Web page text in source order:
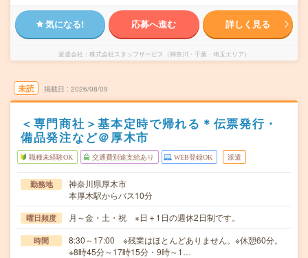
気になる! 応募へ進む 詳しく見る
派遣会社 株式会社スタッフサービス（神奈川・千葉・埼玉エリア）
未読 掲載日 2026/08/09
＜専門商社＞基本定時で帰れる＊伝票発行・
備品発注など＠厚木市
職種未経験OK 交通費別途支給あり WEB登録OK 派遣
勤務地
神奈川県厚木市
本厚木駅からバス10分
曜日頻度 月～金・土・祝 ※日＋1日の週休2日制です。
時間
8:30～17:00 ※残業はほとんどありません。※休憩60分。
※8時45分～17時15分・9時～1…